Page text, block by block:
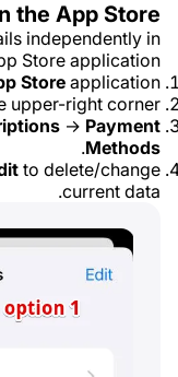
the App Store
independently in
Store application:
Storeapplication.
upper-right corner.
→ Payment
Methods
.
to delete/change
current data.